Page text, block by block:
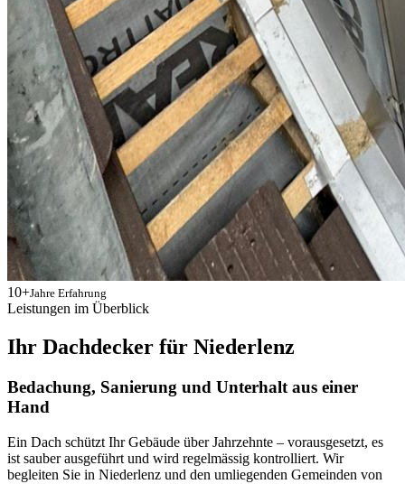
10+Jahre Erfahrung
Leistungen im Überblick
Ihr Dachdecker für Niederlenz
Bedachung, Sanierung und Unterhalt aus einer
Hand
Ein Dach schützt Ihr Gebäude über Jahrzehnte – vorausgesetzt, es
ist sauber ausgeführt und wird regelmässig kontrolliert. Wir
begleiten Sie in Niederlenz und den umliegenden Gemeinden von